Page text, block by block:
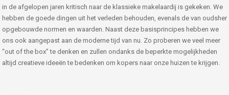
in de afgelopen jaren kritisch naar de klassieke makelaardij is gekeken. We
hebben de goede dingen uit het verleden behouden, evenals de van oudsher
opgebouwde normen en waarden. Naast deze basisprincipes hebben we
ons ook aangepast aan de moderne tijd van nu. Zo proberen we veel meer
“out of the box” te denken en zullen ondanks de beperkte mogelijkheden
altijd creatieve ideeën te bedenken om kopers naar onze huizen te krijgen.